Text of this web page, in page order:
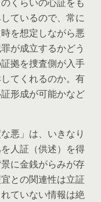
ているので、常に
を想定しながら悪
が成立するかどう
拠を捜査側が入手
てくれるのか。有
形成が可能かなど
悪」は、いきなり
人証（供述）を得
に金銭がらみが存
との関連性は立証
ていない情報は絶